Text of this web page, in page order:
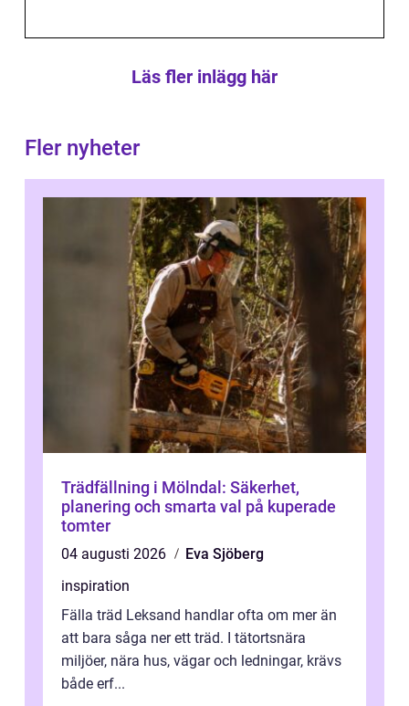
Läs fler inlägg här
Fler nyheter
Trädfällning i Mölndal: Säkerhet,
planering och smarta val på kuperade
tomter
04 augusti 2026
Eva Sjöberg
inspiration
Fälla träd Leksand handlar ofta om mer än
att bara såga ner ett träd. I tätortsnära
miljöer, nära hus, vägar och ledningar, krävs
både erf...